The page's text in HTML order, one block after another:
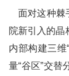
面对这种棘
院新引入的
内部构建三维
量“谷区”交替